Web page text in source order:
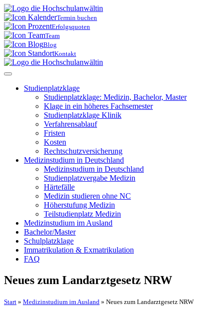
Skip
to
content
Termin buchen
Erfolgsquoten
Team
Blog
Kontakt
Studienplatzklage
Studienplatz­klage: Medizin, Bachelor, Master
Klage in ein höheres Fachsemester
Studienplatz­klage Klinik
Verfahrens­ablauf
Fristen
Kosten
Rechtschutz­versicherung
Medizinstudium in Deutschland
Medizinstudium in Deutschland
Studienplatz­vergabe Medizin
Härtefälle
Medizin studieren ohne NC
Höherstufung Medizin
Teilstudienplatz Medizin
Medizinstudium im Ausland
Bachelor/Master
Schulplatzklage
Immatrikulation & Exmatrikulation
FAQ
Neues zum Landarztgesetz NRW
Start » Medizinstudium im Ausland » Neues zum Landarztgesetz NRW